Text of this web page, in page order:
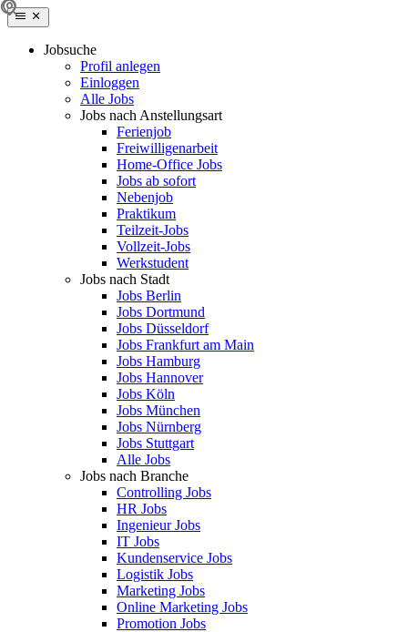
Jobsuche
Profil anlegen
Einloggen
Alle Jobs
Jobs nach Anstellungsart
Ferienjob
Freiwilligenarbeit
Home-Office Jobs
Jobs ab sofort
Nebenjob
Praktikum
Teilzeit-Jobs
Vollzeit-Jobs
Werkstudent
Jobs nach Stadt
Jobs Berlin
Jobs Dortmund
Jobs Düsseldorf
Jobs Frankfurt am Main
Jobs Hamburg
Jobs Hannover
Jobs Köln
Jobs München
Jobs Nürnberg
Jobs Stuttgart
Alle Jobs
Jobs nach Branche
Controlling Jobs
HR Jobs
Ingenieur Jobs
IT Jobs
Kundenservice Jobs
Logistik Jobs
Marketing Jobs
Online Marketing Jobs
Promotion Jobs